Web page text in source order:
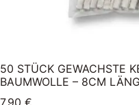
50 STÜCK GEWACHSTE
BAUMWOLLE – 8CM
7,90 €